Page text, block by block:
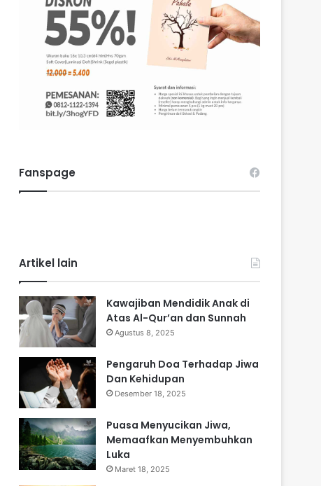
Fanspage
Artikel lain
Kawajiban Mendidik Anak di
Atas Al-Qur’an dan Sunnah
Agustus 8, 2025
Pengaruh Doa Terhadap Jiwa
Dan Kehidupan
Desember 18, 2025
Puasa Menyucikan Jiwa,
Memaafkan Menyembuhkan
Luka
Maret 18, 2025